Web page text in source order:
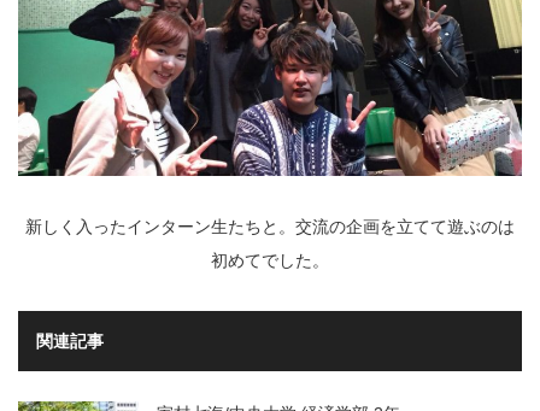
新しく入ったインターン生たちと。交流の企画を立てて遊ぶのは
初めてでした。
関連記事